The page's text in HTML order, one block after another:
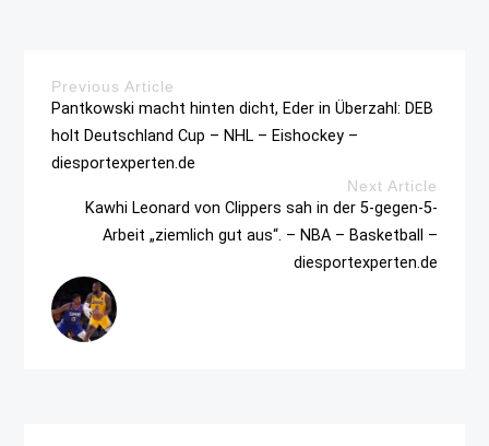
Previous Article
Pantkowski macht hinten dicht, Eder in Überzahl: DEB
holt Deutschland Cup – NHL – Eishockey –
diesportexperten.de
Next Article
Kawhi Leonard von Clippers sah in der 5-gegen-5-
Arbeit „ziemlich gut aus“. – NBA – Basketball –
diesportexperten.de